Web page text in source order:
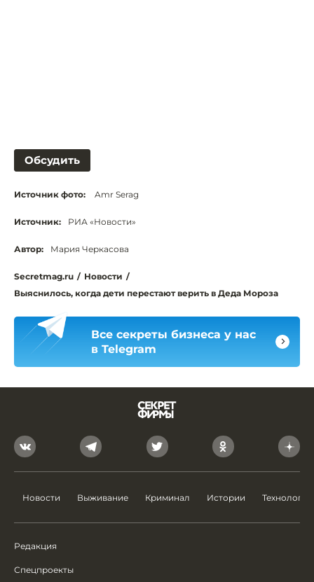
Обсудить
Источник фото: Amr Serag
Источник: РИА «Новости»
Автор: Мария Черкасова
Secretmag.ru / Новости /
Выяснилось, когда дети перестают верить в Деда Мороза
Все секреты бизнеса у нас
в Telegram
Новости Выживание Криминал Истории Технологии
Редакция
Спецпроекты